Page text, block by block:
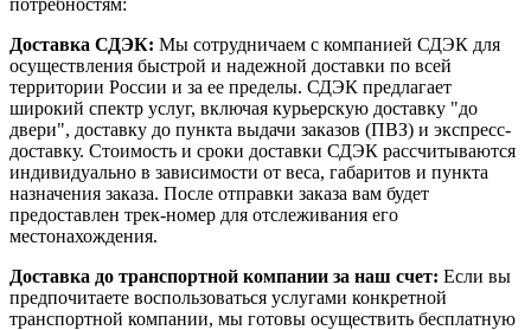
потребностям:
Доставка СДЭК: Мы сотрудничаем с компанией СДЭК для
осуществления быстрой и надежной доставки по всей
территории России и за ее пределы. СДЭК предлагает
широкий спектр услуг, включая курьерскую доставку "до
двери", доставку до пункта выдачи заказов (ПВЗ) и экспресс-
доставку. Стоимость и сроки доставки СДЭК рассчитываются
индивидуально в зависимости от веса, габаритов и пункта
назначения заказа. После отправки заказа вам будет
предоставлен трек-номер для отслеживания его
местонахождения.
Доставка до транспортной компании за наш счет: Если вы
предпочитаете воспользоваться услугами конкретной
транспортной компании, мы готовы осуществить бесплатную